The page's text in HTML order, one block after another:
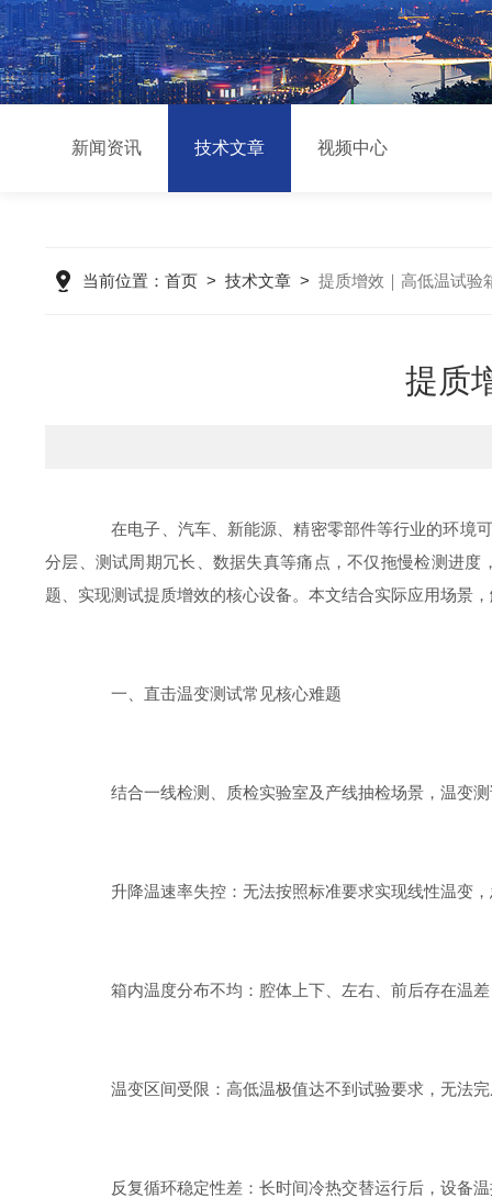
新闻资讯 技术文章 视频中心
当前位置： 首页> 技术文章> 提质增效｜高低温试验
提质
在电子、汽车、新能源、精密零部件等行业的环境可
分层、测试周期冗长、数据失真等痛点，不仅拖慢检测进
题、实现测试提质增效的核心设备。本文结合实际应用场景
一、直击温变测试常见核心难题
结合一线检测、质检实验室及产线抽检场景，温变测
升降温速率失控：无法按照标准要求实现线性温变，
箱内温度分布不均：腔体上下、左右、前后存在温差
温变区间受限：高低温极值达不到试验要求，无法完
反复循环稳定性差：长时间冷热交替运行后，设备温